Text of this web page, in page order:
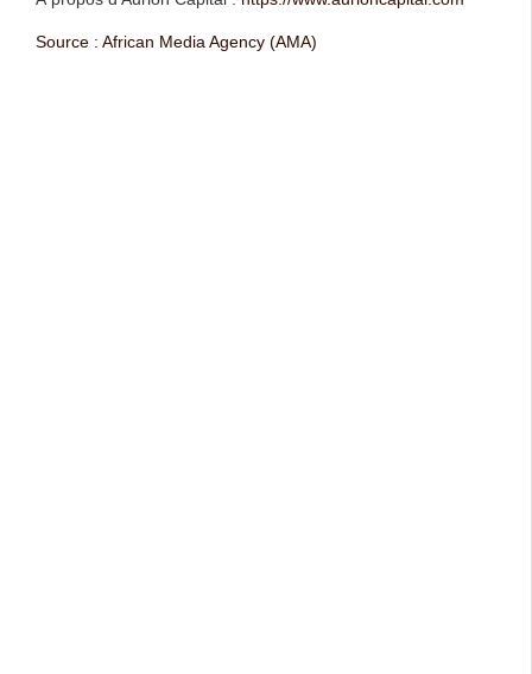
Source : African Media Agency (AMA)